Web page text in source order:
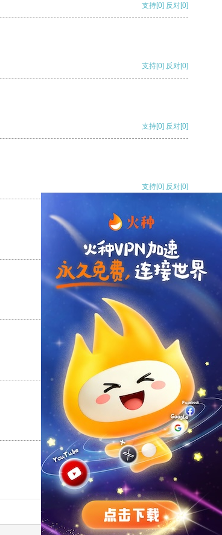
支持[0] 反对[0]
支持[0] 反对[0]
支持[0] 反对[0]
支持[0] 反对[0]
支持[0] 反对
支持
反对 [0]
支持[0] 反对[0]